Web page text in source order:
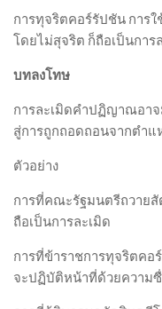
การทุจริตคอร์รัปชัน การ
โดยไม่สุจริต ก็ถือเป็นกา
บทลงโทษ
การละเมิดคำปฏิญาณอา
สู่การถูกถอดถอนจากตำแ
ตัวอย่าง
การที่คณะรัฐมนตรีถวาย
ถือเป็นการละเมิด
การที่ข้าราชการทุจริตค
จะปฏิบัติหน้าที่ด้วยความ